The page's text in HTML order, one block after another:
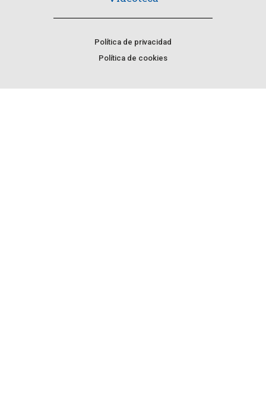
Política de privacidad
Política de cookies